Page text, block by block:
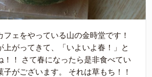
フェをやっている山の金時堂です！
上がってきて、「いよいよ春！」と
！！ さて春になったら是非食べてい
子がございます。 それは草もち！！